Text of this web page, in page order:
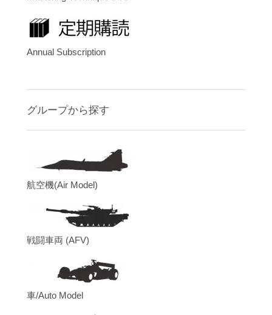
Annual Subscription
グループから探す
航空機(Air Model)
戦闘車両 (AFV)
車/Auto Model